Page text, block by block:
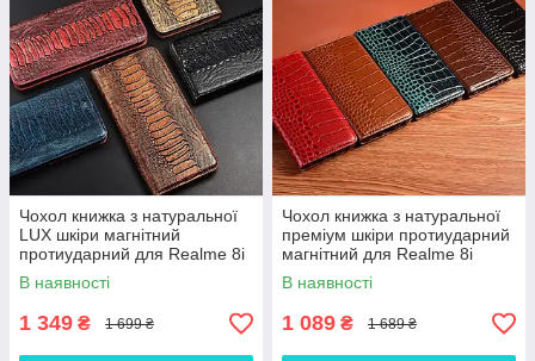
Чохол книжка з натуральної
LUX шкіри магнітний
протиударний для Realme 8i
"ZENUS"
В наявності
1 349 ₴ 1 699 ₴
Чохол книжка з натуральної
преміум шкіри протиударний
магнітний для Realme 8i
"CROCODILE"
В наявності
1 089 ₴ 1 689 ₴